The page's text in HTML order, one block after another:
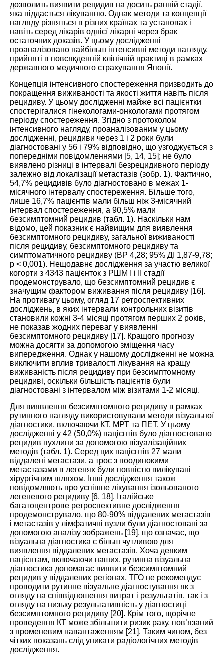
дозволить виявити рецидив на досить ранній стадії,
яка піддається лікуванню. Однак методи та концепції
нагляду різняться в різних країнах та установах і
навіть серед лікарів однієї лікарні через брак
остаточних доказів. У цьому дослідженні
проаналізовано найбільш інтенсивні методи нагляду,
прийняті в повсякденній клінічній практиці в рамках
державного медичного страхування Японії.
Концепція інтенсивного спостереження призводить до
покращення виживаності та якості життя навіть після
рецидиву. У цьому дослідженні майже всі пацієнтки
спостерігалися гінекологами-онкологами протягом
періоду спостереження. Згідно з протоколом
інтенсивного нагляду, проаналізованим у цьому
дослідженні, рецидиви через 1 і 2 роки були
діагностовані у 56 і 79% відповідно, що узгоджується з
попередніми повідомленнями [5, 14, 15]; не було
виявлено різниці в інтервалі безрецидивного періоду
залежно від локалізації метастазів (зобр. 1). Фактично,
54,7% рецидивів було діагностовано в межах 1-
місячного інтервалу спостереження. Більше того,
лише 16,7% пацієнтів мали більш ніж 3-місячний
інтервал спостереження, а 90,5% мали
безсимптомний рецидив (табл. 1). Наскільки нам
відомо, цей показник є найвищим для виявлення
безсимптомного рецидиву, загальної виживаності
після рецидиву, безсимптомного рецидиву та
симптоматичного рецидиву (ВР 4,28; 95% ДІ 1,87-9,78;
р < 0,001). Нещодавнє дослідження за участю великої
когорти з 4343 пацієнток з РШМ I і II стадії
продемонструвало, що безсимптомний рецидив є
значущим фактором виживання після рецидиву [16].
На противагу цьому, огляд 17 ретроспективних
досліджень, в яких інтервали контрольних візитів
становили кожні 3-4 місяці протягом перших 2 років,
не показав жодних переваг у виявленні
безсимптомного рецидиву [17]. Кращого прогнозу
можна досягти за допомогою зміщення часу
випередження. Однак у нашому дослідженні не можна
виключити вплив тривалості лікування на кращу
виживаність після рецидиву при безсимптомному
рецидиві, оскільки більшість пацієнтів були
діагностовані з інтервалом між візитами 1-2 місяці.
Для виявлення безсимптомного рецидиву в рамках
рутинного нагляду використовували методи візуальної
діагностики, включаючи КТ, МРТ та ПЕТ. У цьому
дослідженні у 42 (50,0%) пацієнтів було діагностовано
рецидив пухлини за допомогою візуалізаційних
методів (табл. 1). Серед цих пацієнтів 27 мали
віддалені метастази, а троє з поодинокими
метастазами в легенях були повністю вилікувані
хірургічним шляхом. Інші дослідження також
повідомляють про успішне лікування ізольованого
легеневого рецидиву [6, 18]. Італійське
багатоцентрове ретроспективне дослідження
продемонструвало, що 80-90% віддалених метастазів
і метастазів у лімфатичні вузли були діагностовані за
допомогою аналізу зображень [19], що означає, що
візуальна діагностика є більш чутливою для
виявлення віддалених метастазів. Хоча деяким
пацієнтам, включаючи наших, рутинна візуальна
діагностика допомагає виявити безсимптомний
рецидив у віддалених регіонах, ТГО не рекомендує
проводити рутинне візуальне діагностування як з
огляду на співвідношення витрат і результатів, так і з
огляду на низьку результативність у діагностиці
безсимптомного рецидиву [20]. Крім того, щорічне
проведення КТ може збільшити ризик раку, пов’язаний
з променевим навантаженням [21]. Таким чином, без
чітких показань слід уникати радіологічних методів
дослідження.